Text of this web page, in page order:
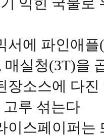
서에 파인애
매실청(3T)을
장소스에 다
루 섞는다
이스페이퍼는